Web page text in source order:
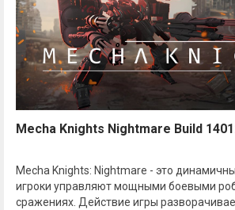
Mecha Knights Nightmare Build
Mecha Knights: Nightmare - это
игроки управляют мощными боевыми
сражениях. Действие игры